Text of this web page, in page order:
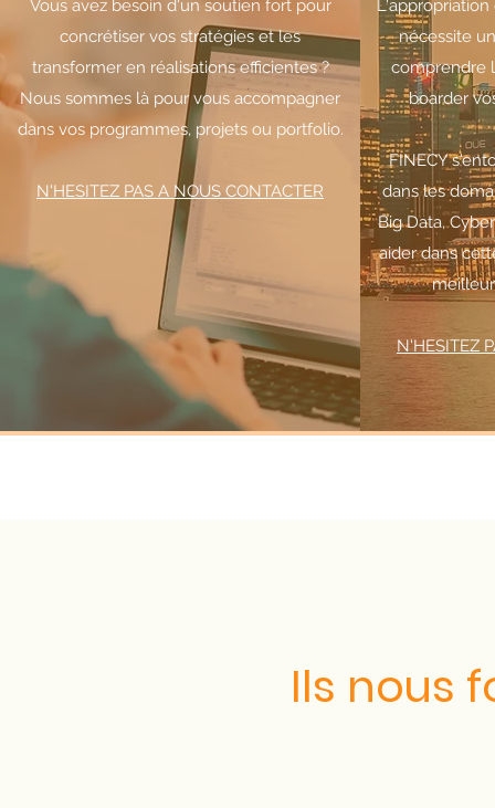
Vous avez besoin d'un soutien fort pour
concrétiser vos stratégies et les
transformer en réalisations efficientes ?
Nous sommes là pour vous accompagner
dans vos programmes, projets ou portfolio.
N'HESITEZ PAS A NOUS CONTACTER
nécessite
comprendre
boarder
FINECY
dans les
Big Data,
aider dans
N'HESITEZ
Ils nous